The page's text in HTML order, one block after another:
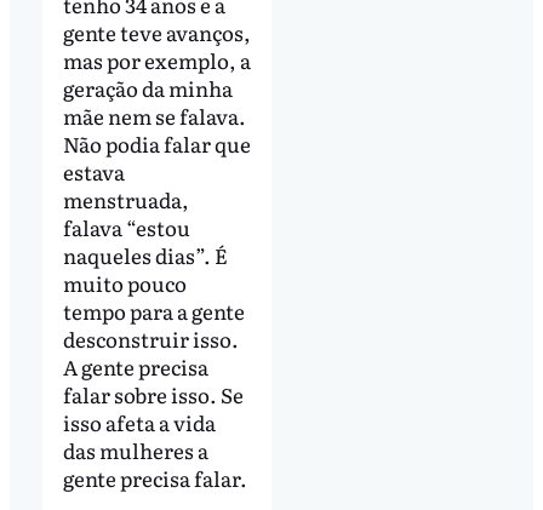
gente teve avanços,
mas por exemplo, a
geração da minha
mãe nem se falava.
Não podia falar que
estava
menstruada,
falava “estou
naqueles dias”. É
muito pouco
tempo para a gente
desconstruir isso.
A gente precisa
falar sobre isso. Se
isso afeta a vida
das mulheres a
gente precisa falar.